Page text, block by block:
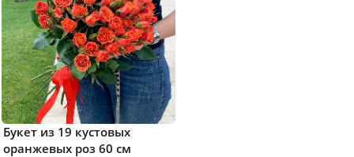
Букет из 19 кустовых
оранжевых роз 60 см